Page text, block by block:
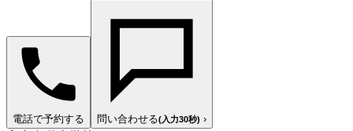
電話で予約する 問い合わせる(入力30秒) ›